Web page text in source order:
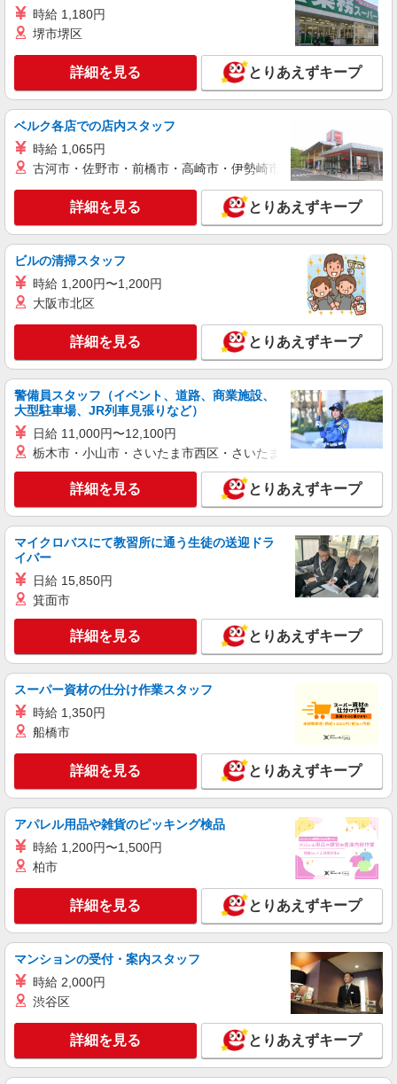
パーソルファクトリーパートナーズ株式会社
時給1200円 ※交通費全額支給（規定あり）
【月収例】22.2万円（20日勤務＋残業20h）
三重県松阪市射和町
キープ
派遣社員
食品製造の機械オペレーター／夜勤／シフト制
時給1,200円〜1,500円＋交通費全額支給 ※深
夜帯（22:00〜5:00）の勤務は時給25％アップ ※
交通費支給規定あり ※給与の希望日払い制度あり
【月収例】 時給1,200円×7.5時間×23日＝207,000
円＋交通費＋深夜割増
雇入れ直後：三重県松阪市 変更の範囲：会社
の定める就業場所
詳細を見る
派遣社員
パーソルファクトリーパートナーズ株式会社
自動車用ゴムホースの製造（2交替）
基本時給1600円・深夜時給2000円 ※交通費全
額支給（規定あり） 【月収例】34.0万円（22日勤
務＋残業30h＋深夜66h）
三重県松阪市鎌田町
キープ 詳細を見る
派遣社員
株式会社グロップ 三重オフィス
フィルム製品の機械オペレーター／空調完備／
業発生時および深夜帯（22:00〜5:00）の勤務は時
給25％アップ ※交通費支給規定あり ※給与の希
望日払い制度あり 月収例：月20日勤務の場合 時
⇒341,250円＋交通費
雇入れ直後：三重県松阪市 変更の範囲：会社
キープ 詳細を見る
パーソルファクトリーパートナーズ株式会社
カーナビの組立・検査（2交替）
基本時給1400円・深夜時給1750円 ※交通費全
額支給（規定あり） 【月収例】26.3万円（20日勤
務＋残業10h＋深夜62.5h）
三重県松阪市上川1578-5
キープ 詳細を見る
派遣社員
株式会社テクノ・サービス/お仕事No/0918699
製品コーティング作業
三重県松阪市 ＊車・バイク通勤OK
キープ 詳細を見る
時給 1,180円
堺市堺区
詳細を見る とりあえずキープ
ベルク各店での店内スタッフ
時給 1,065円
古河市・佐野市・前橋市・高崎市・伊勢崎市・太田市・館林市
詳細を見る とりあえずキープ
ビルの清掃スタッフ
時給 1,200円〜1,200円
大阪市北区
詳細を見る とりあえずキープ
警備員スタッフ（イベント、道路、商業施設、
大型駐車場、JR列車見張りなど）
日給 11,000円〜12,100円
栃木市・小山市・さいたま市西区・さいたま市岩槻区・久喜市・
詳細を見る とりあえずキープ
マイクロバスにて教習所に通う生徒の送迎ドラ
イバー
日給 15,850円
箕面市
詳細を見る とりあえずキープ
スーパー資材の仕分け作業スタッフ
時給 1,350円
船橋市
詳細を見る とりあえずキープ
アパレル用品や雑貨のピッキング検品
時給 1,200円〜1,500円
柏市
詳細を見る とりあえずキープ
マンションの受付・案内スタッフ
時給 2,000円
渋谷区
詳細を見る とりあえずキープ